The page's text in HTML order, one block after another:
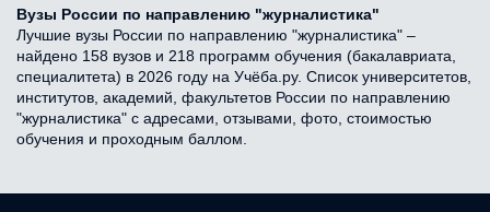
Вузы России по направлению "журналистика"
Лучшие вузы России по направлению "журналистика" –
найдено 158 вузов и 218 программ обучения (бакалавриата,
специалитета) в 2026 году на Учёба.ру. Список университетов,
институтов, академий, факультетов России по направлению
"журналистика" с адресами, отзывами, фото, стоимостью
обучения и проходным баллом.